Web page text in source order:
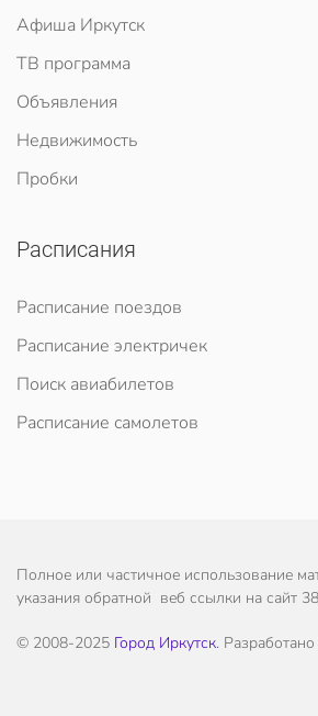
Афиша Иркутск
ТВ программа
Объявления
Недвижимость
Пробки
Расписания
Расписание поездов
Расписание электричек
Поиск авиабилетов
Расписание самолетов
Полное или частичное использование
указания обратной веб ссылки на сайт
© 2008-2025 Город Иркутск.